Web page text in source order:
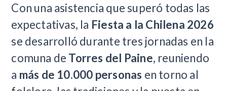
Con una asistencia que superó todas las
expectativas, la Fiesta a la Chilena 2026
se desarrolló durante tres jornadas en la
comuna de Torres del Paine, reuniendo
a más de 10.000 personas en torno al